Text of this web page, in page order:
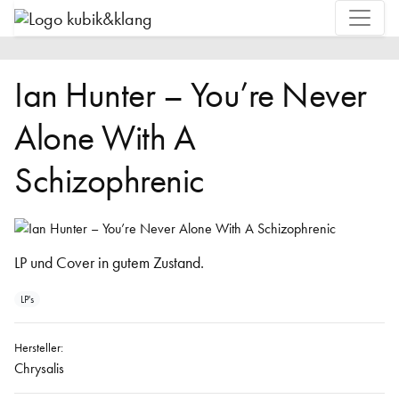
Ian Hunter – You’re Never
Alone With A
Schizophrenic
LP und Cover in gutem Zustand.
LP's
Hersteller:
Chrysalis